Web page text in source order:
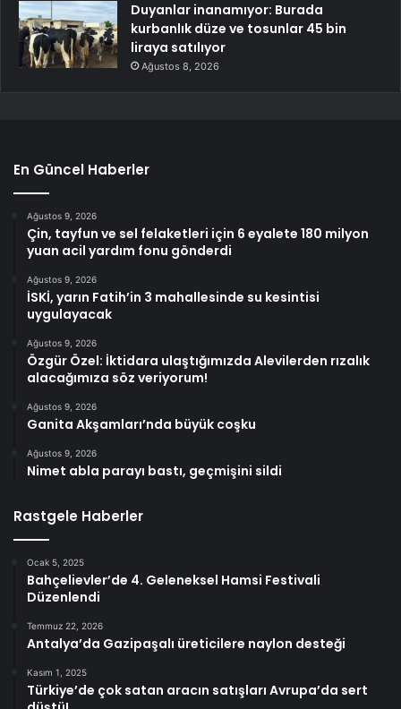
Duyanlar inanamıyor: Burada
kurbanlık düze ve tosunlar 45 bin
liraya satılıyor
Ağustos 8, 2026
En Güncel Haberler
Ağustos 9, 2026
Çin, tayfun ve sel felaketleri için 6 eyalete 180 milyon
yuan acil yardım fonu gönderdi
Ağustos 9, 2026
İSKİ, yarın Fatih’in 3 mahallesinde su kesintisi
uygulayacak
Ağustos 9, 2026
Özgür Özel: İktidara ulaştığımızda Alevilerden rızalık
alacağımıza söz veriyorum!
Ağustos 9, 2026
Ganita Akşamları’nda büyük coşku
Ağustos 9, 2026
Nimet abla parayı bastı, geçmişini sildi
Rastgele Haberler
Ocak 5, 2025
Bahçelievler’de 4. Geleneksel Hamsi Festivali
Düzenlendi
Temmuz 22, 2026
Antalya’da Gazipaşalı üreticilere naylon desteği
Kasım 1, 2025
Türkiye’de çok satan aracın satışları Avrupa’da sert